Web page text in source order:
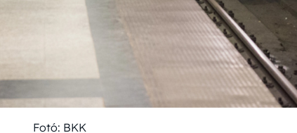
Fotó: BKK